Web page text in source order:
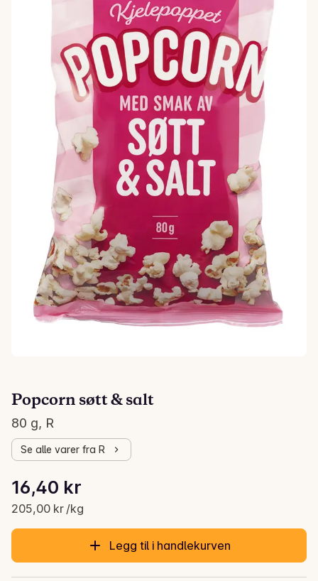
Popcorn søtt & salt
80 g, R
Se alle varer fra R
Gjeldende pris er: 16,40 kr
16,40 kr
205,00 kr /kg
Stykkpris: 205,00 kr /kg
Legg til i handlekurven